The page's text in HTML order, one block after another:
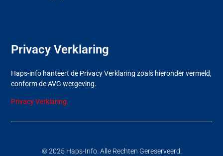
Privacy Verklaring
Haps-info hanteert de Privacy Verklaring zoals hieronder vermeld,
conform de AVG wetgeving.
Privacy Verklaring
© 2025 Haps-Info. Alle Rechten Gereserveerd.